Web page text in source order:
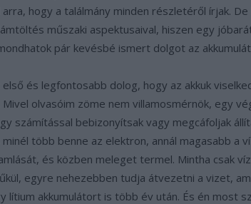
arra, hogy a találmány minden részletéről írjak.
műszaki aspektusaival, hiszen egy
pár kevésbé ismert dolgot az
első és legfontosabb dolog, hogy az akkuk
Mivel olvasóim zöme nem villamosmérnök, egy
számítással bebizonyítsak vagy megcáfoljak
minél több benne az elektron, annál magasabb a
és közben meleget termel. Mintha csak
egyre nehezebben tudja átvezetni a vizet,
lítium akkumulátort is több év után. És én most